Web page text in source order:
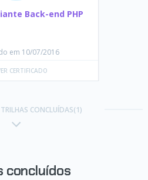
Back-end PHP
em 10/07/2016
CERTIFICADO
CONCLUÍDAS(1)
concluídos